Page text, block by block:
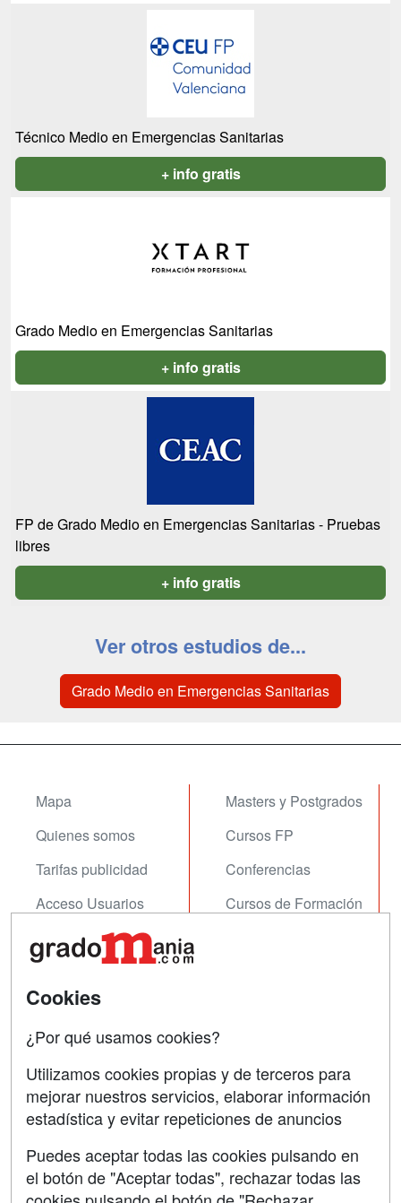
Técnico Medio en Emergencias Sanitarias
+ info gratis
Grado Medio en Emergencias Sanitarias
+ info gratis
FP de Grado Medio en Emergencias Sanitarias - Pruebas
libres
+ info gratis
Ver otros estudios de...
Grado Medio en Emergencias Sanitarias
Mapa
Quienes somos
Tarifas publicidad
Acceso Usuarios
Acceso Centros
Masters y Postgrados
Cursos FP
Conferencias
Cursos de Formación
Contactar
Copyleft
Grupo formazion:
Cookies
¿Por qué usamos cookies?
Utilizamos cookies propias y de terceros para
mejorar nuestros servicios, elaborar información
estadística y evitar repeticiones de anuncios
Puedes aceptar todas las cookies pulsando en
el botón de "Aceptar todas", rechazar todas las